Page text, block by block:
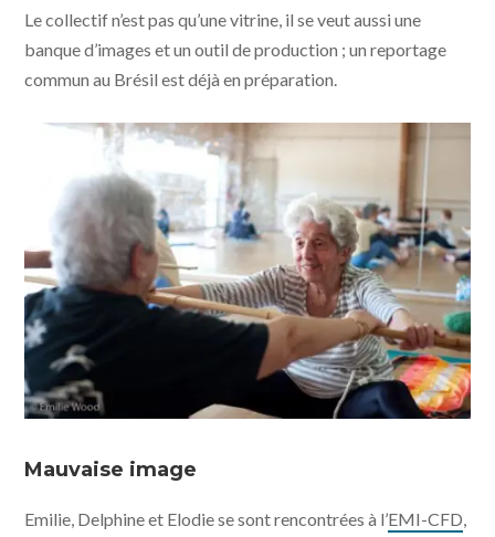
Le collectif n’est pas qu’une vitrine, il se veut aussi une
banque d’images et un outil de production ; un reportage
commun au Brésil est déjà en préparation.
Mauvaise image
Emilie, Delphine et Elodie se sont rencontrées à l’EMI-CFD,